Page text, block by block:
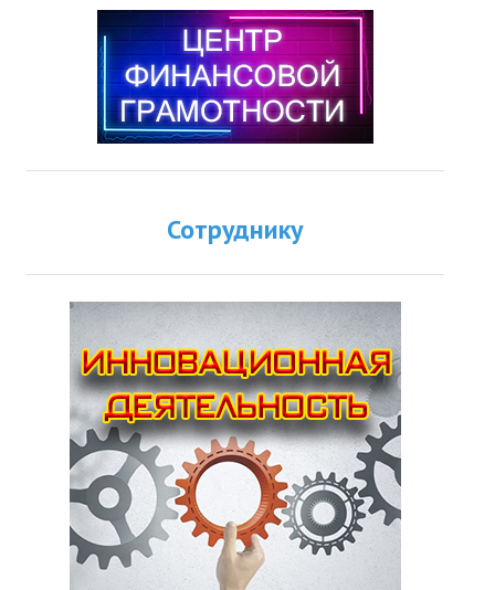
Сотруднику